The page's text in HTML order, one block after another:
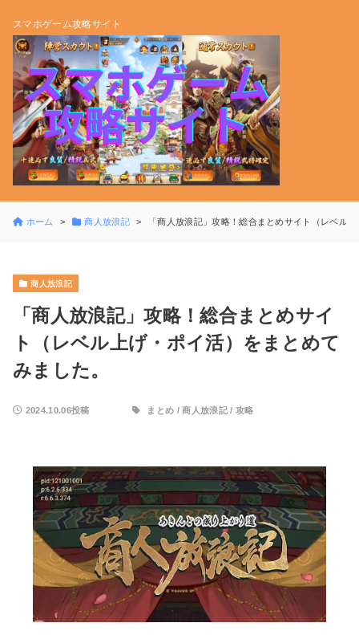
スマホゲーム攻略サイト
ホーム 商人放浪記 「商人放浪記」攻略！総合まとめサイト（レベル
商人放浪記
「商人放浪記」攻略！総合まとめサイ
ト（レベル上げ・ポイ活）をまとめて
みました。
2024.10.06投稿 まとめ /商人放浪記/ 攻略